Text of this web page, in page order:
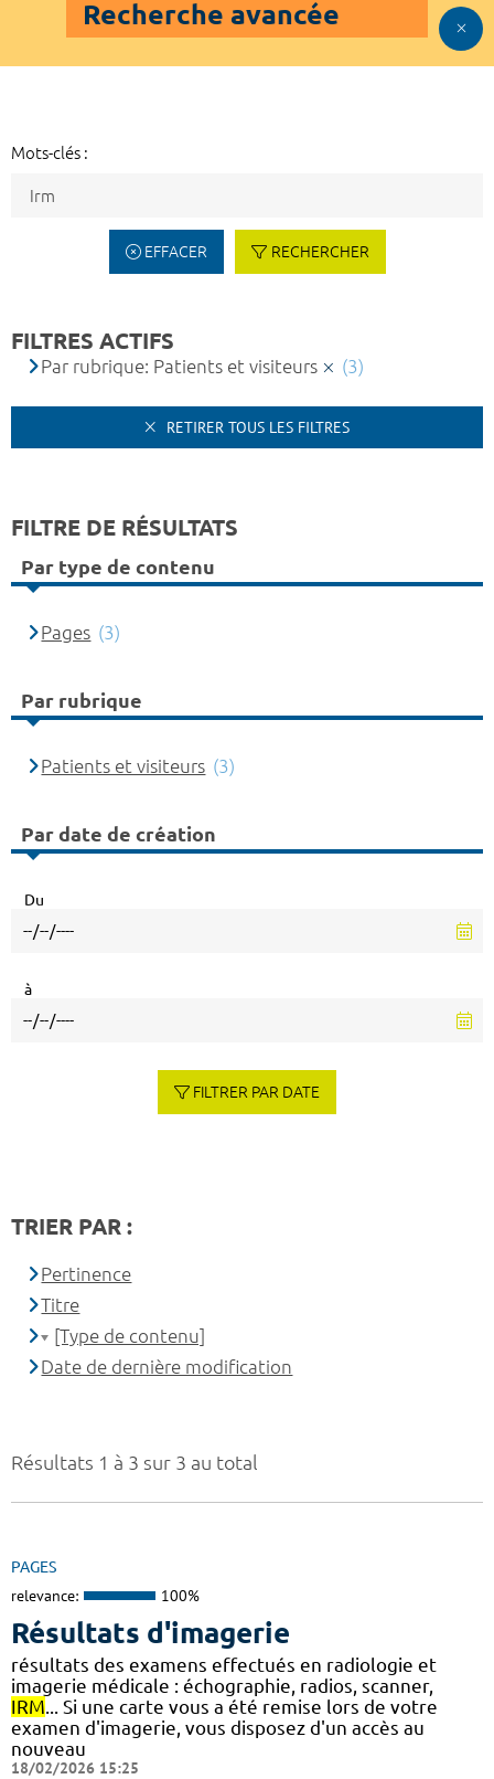
Recherche avancée
Mots-clés :
EFFACER RECHERCHER
Résultats 1 à 3 sur 3 au total
PAGES
relevance: 100%
Résultats d'imagerie
résultats des examens effectués en radiologie et
imagerie médicale : échographie, radios, scanner,
IRM ... Si une carte vous a été remise lors de votre
examen d'imagerie, vous disposez d'un accès au
nouveau
18/02/2026 15:25
FILTRES ACTIFS
Par rubrique: Patients et visiteurs (3)
RETIRER TOUS LES FILTRES
FILTRE DE RÉSULTATS
Par type de contenu
Pages (3)
Par rubrique
Patients et visiteurs (3)
Par date de création
Du
à
FILTRER PAR DATE
TRIER PAR :
Pertinence
Titre
[Type de contenu]
Date de dernière modification